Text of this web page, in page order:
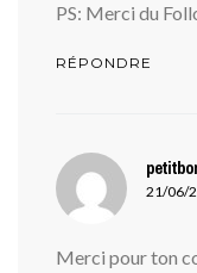
PS: Merci du
RÉPONDRE
21/06/
Merci pour ton